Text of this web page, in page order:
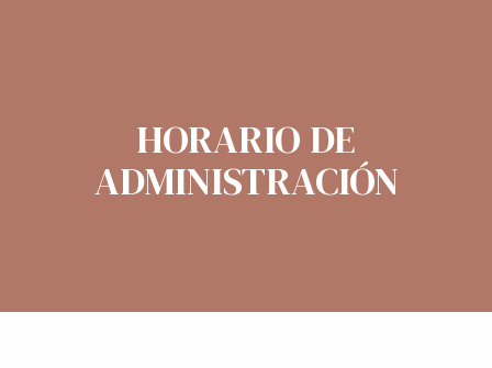
HORARIO DE
ADMINISTRACIÓN